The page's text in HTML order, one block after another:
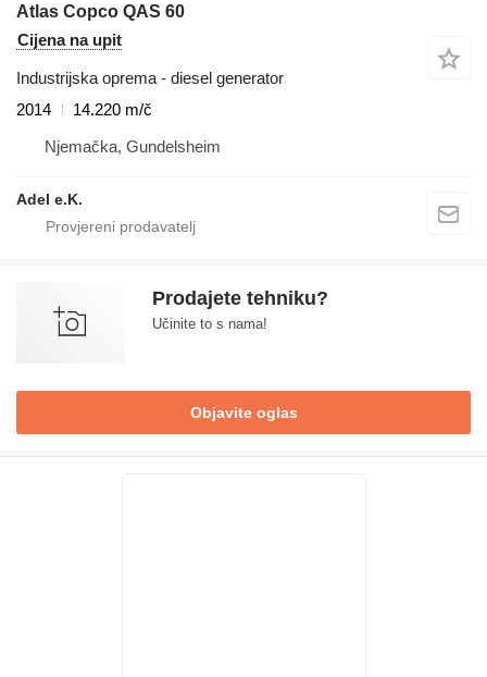
Atlas Copco QAS 60
Cijena na upit
Industrijska oprema - diesel generator
2014
14.220 m/č
Njemačka, Gundelsheim
Adel e.K.
Prodajete tehniku?
Učinite to s nama!
Objavite oglas